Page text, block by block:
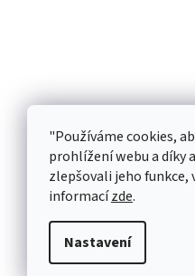
"Používáme cookies,
prohlížení webu a díky
zlepšovali jeho funkce,
informacízde.
Nastavení